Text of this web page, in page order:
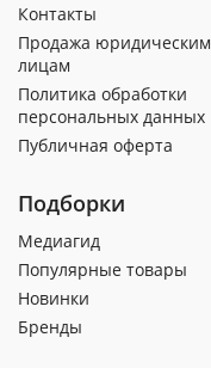
Контакты
Продажа юридическим
лицам
Политика обработки
персональных данных
Публичная оферта
Подборки
Медиагид
Популярные товары
Новинки
Бренды